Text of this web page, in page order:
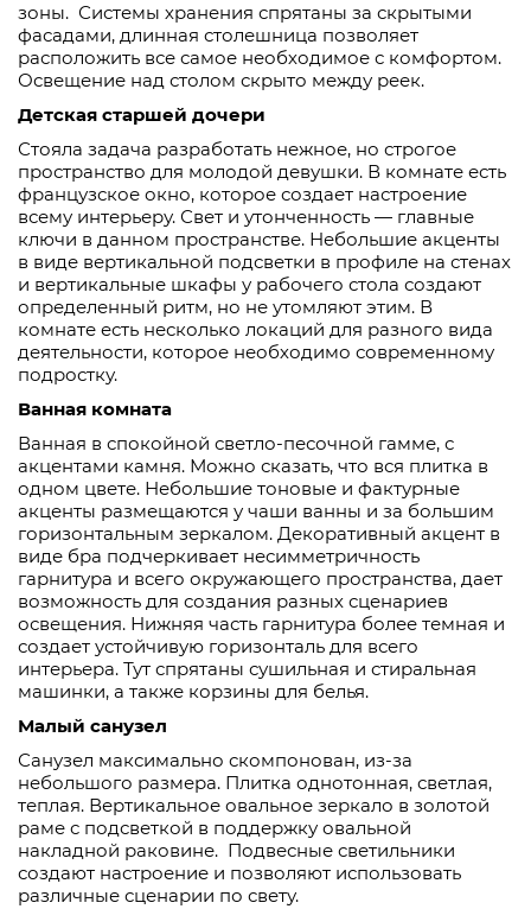
зоны. Системы хранения спрятаны за скрытыми
фасадами, длинная столешница позволяет
расположить все самое необходимое с комфортом.
Освещение над столом скрыто между реек.
Детская старшей дочери
Стояла задача разработать нежное, но строгое
пространство для молодой девушки. В комнате есть
французское окно, которое создает настроение
всему интерьеру. Свет и утонченность — главные
ключи в данном пространстве. Небольшие акценты
в виде вертикальной подсветки в профиле на стенах
и вертикальные шкафы у рабочего стола создают
определенный ритм, но не утомляют этим. В
комнате есть несколько локаций для разного вида
деятельности, которое необходимо современному
подростку.
Ванная комната
Ванная в спокойной светло-песочной гамме, с
акцентами камня. Можно сказать, что вся плитка в
одном цвете. Небольшие тоновые и фактурные
акценты размещаются у чаши ванны и за большим
горизонтальным зеркалом. Декоративный акцент в
виде бра подчеркивает несимметричность
гарнитура и всего окружающего пространства, дает
возможность для создания разных сценариев
освещения. Нижняя часть гарнитура более темная и
создает устойчивую горизонталь для всего
интерьера. Тут спрятаны сушильная и стиральная
машинки, а также корзины для белья.
Малый санузел
Санузел максимально скомпонован, из-за
небольшого размера. Плитка однотонная, светлая,
теплая. Вертикальное овальное зеркало в золотой
раме с подсветкой в поддержку овальной
накладной раковине. Подвесные светильники
создают настроение и позволяют использовать
различные сценарии по свету.